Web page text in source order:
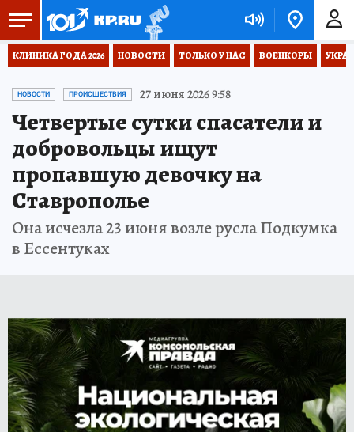
КЛИНИКА ГОДА 2026 НОВОСТИ ТОЛЬКО У НАС ВОЕНКОРЫ
НОВОСТИ ПРОИСШЕСТВИЯ 27 июня 2026 9:58
Четвертые сутки спасатели и
добровольцы ищут
пропавшую девочку на
Ставрополье
Она исчезла 23 июня возле русла Подкумка
в Ессентуках